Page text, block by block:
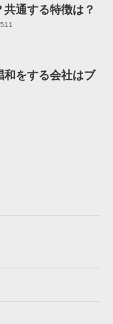
通する特徴は？
和をする会社はブ